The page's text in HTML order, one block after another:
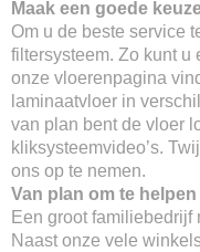
Maak een goede
Om u de beste service
filtersysteem. Zo kunt u
onze vloerenpagina
laminaatvloer in
van plan bent de vloer
kliksysteemvideo’s.
ons op te nemen.
Van plan om te
Een groot
Naast onze vele